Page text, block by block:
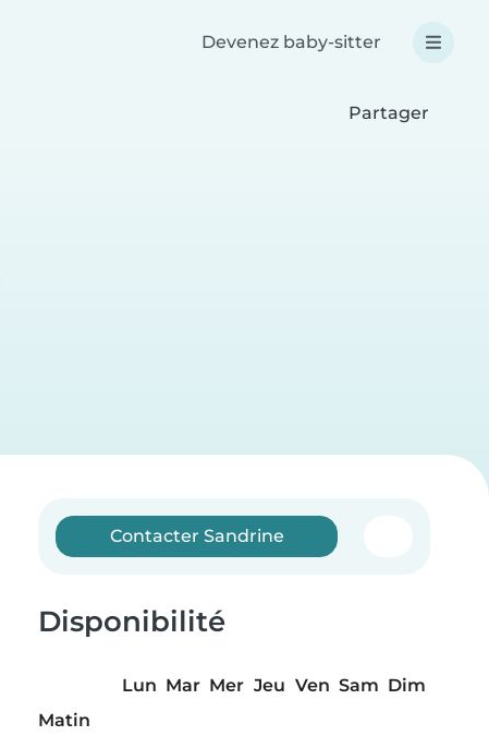
Devenez baby-sitter
Partager
Contacter Sandrine
Disponibilité
Lun Mar Mer Jeu Ven Sam Dim
Matin